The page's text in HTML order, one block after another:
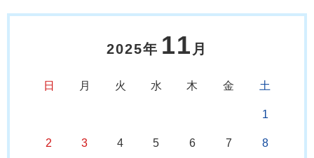
2025年 11 月
日 月 火 水 木 金 土
1
2 3 4 5 6 7 8